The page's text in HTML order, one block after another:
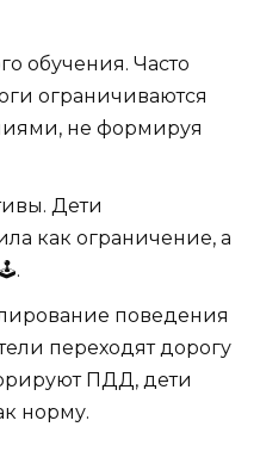
обучения. Часто
ограничиваются
не формируя
Дети
как ограничение, а
поведения
переходят дорогу
ПДД, дети
норму.